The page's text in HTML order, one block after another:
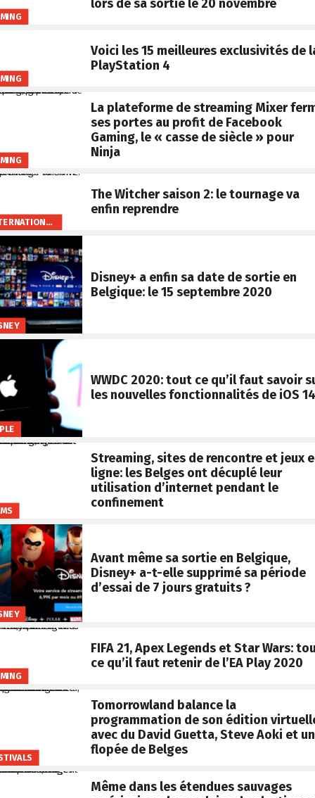
lors de sa sortie le 20 novembre
Voici les 15 meilleures exclusivités de
PlayStation 4
La plateforme de streaming Mixer
ses portes au profit de Facebook
Gaming, le « casse de siècle » pour
Ninja
INTERNATIONAL
The Witcher saison 2: le tournage va
enfin reprendre
Disney+ a enfin sa date de sortie en
Belgique: le 15 septembre 2020
WWDC 2020: tout ce qu’il faut savoir
les nouvelles fonctionnalités de iOS 14
Streaming, sites de rencontre et jeux
ligne: les Belges ont décuplé leur
utilisation d’internet pendant le
confinement
Avant même sa sortie en Belgique,
Disney+ a-t-elle supprimé sa période
d’essai de 7 jours gratuits ?
FIFA 21, Apex Legends et Star Wars:
ce qu’il faut retenir de l’EA Play 2020
Tomorrowland balance la
programmation de son édition
avec du David Guetta, Steve Aoki et
flopée de Belges
Même dans les étendues sauvages